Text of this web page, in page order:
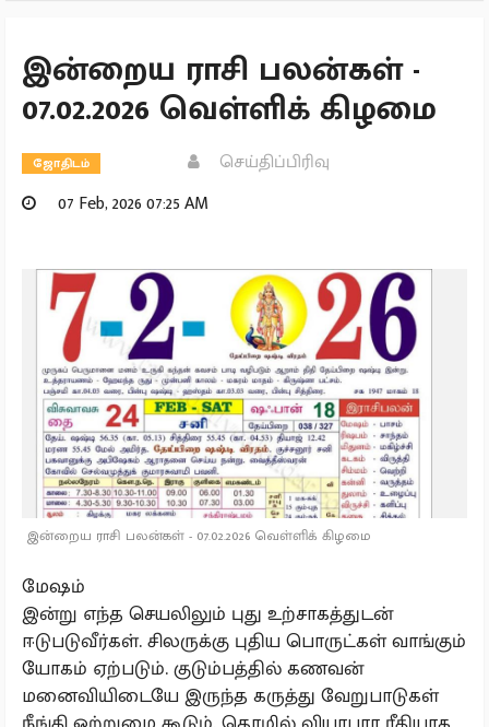
இன்றைய ராசி பலன்கள் -
07.02.2026 வெள்ளிக் கிழமை
ஜோதிடம்
செய்திப்பிரிவு
07 Feb, 2026 07:25 AM
இன்றைய ராசி பலன்கள் - 07.02.2026 வெள்ளிக் கிழமை
மேஷம்
இன்று எந்த செயலிலும் புது உற்சாகத்துடன்
ஈடுபடுவீர்கள். சிலருக்கு புதிய பொருட்கள் வாங்கும்
யோகம் ஏற்படும். குடும்பத்தில் கணவன்
மனைவியிடையே இருந்த கருத்து வேறுபாடுகள்